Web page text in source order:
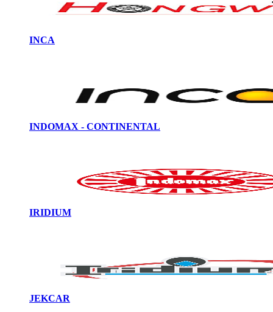
INCA
INDOMAX - CONTINENTAL
IRIDIUM
JEKCAR